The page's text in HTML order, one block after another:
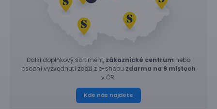
Další doplňkový sortiment, zákaznické centrum nebo
osobní vyzvednutí zboží z e-shopu zdarma na 9 místech
v ČR.
Kde nás najdete